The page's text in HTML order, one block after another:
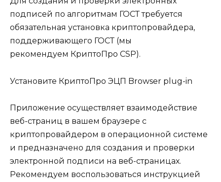
подписей по алгоритмам ГОСТ требуется
обязательная установка криптопровайдера,
поддерживающего ГОСТ (мы
рекомендуем КриптоПро CSP).
Установите КриптоПро ЭЦП Browser plug-in
Приложение осуществляет взаимодействие
веб-страниц в вашем браузере с
криптопровайдером в операционной системе
и предназначено для создания и проверки
электронной подписи на веб-страницах.
Рекомендуем воспользоваться инструкцией